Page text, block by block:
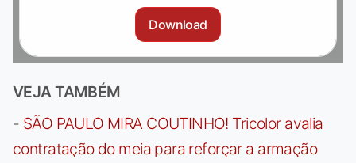
Download
VEJA TAMBÉM
- SÃO PAULO MIRA COUTINHO! Tricolor avalia
contratação do meia para reforçar a armação